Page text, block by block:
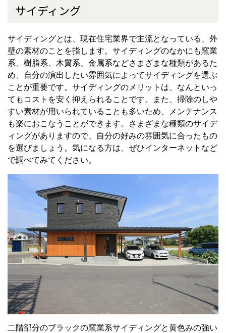
サイディング
サイディングとは、現在住宅業界で主流となっている、外
壁の素材のことを指します。サイディングのなかにも窯業
系、樹脂系、木質系、金属系などさまざまな種類があるた
め、自分の演出したい雰囲気によってサイディングを選ぶ
ことが重要です。サイディングのメリットは、なんといっ
てもコストを安く抑えられることです。また、掃除のしや
すい素材が用いられていることも多いため、メンテナンス
も楽におこなうことができます。さまざまな種類のサイデ
ィングがありますので、自分の好みの雰囲気に合ったもの
を選びましょう。気になる方は、ぜひインターネットなど
で調べてみてください。
二階部分のブラックの窯業系サイディングと黄色みの強い